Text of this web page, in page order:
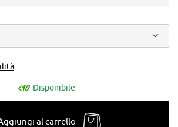
Disponibile
al carrello